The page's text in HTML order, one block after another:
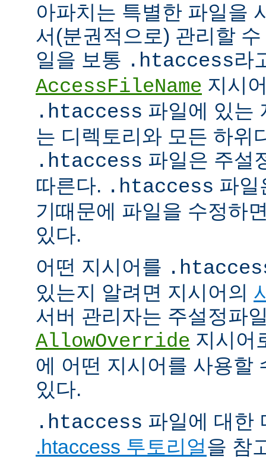
아파치는 특별한 파일을
서(분권적으로) 관리할
일을 보통 .htaccess라
AccessFileName 지시
.htaccess 파일에 있는
는 디렉토리와 모든 하위
.htaccess 파일은 주설
따른다. .htaccess 파일
기때문에 파일을 수정하
있다.
어떤 지시어를
있는지 알려면 지시어의
서버 관리자는 주설정파
AllowOverride 지시어
에 어떤 지시어를 사용할
있다.
.htaccess 파일에 대한
.htaccess 투토리얼을 참